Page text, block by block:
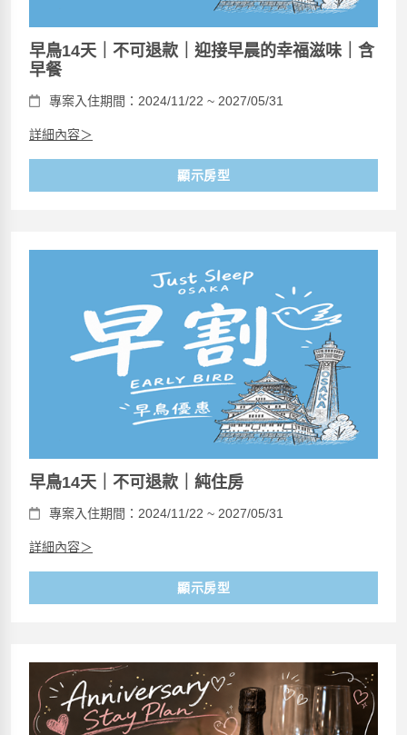
早鳥14天｜不可退款｜迎接早晨的幸福滋味｜含
早餐
專案入住期間：2024/11/22 ~ 2027/05/31
詳細內容＞
顯示房型
早鳥14天｜不可退款｜純住房
專案入住期間：2024/11/22 ~ 2027/05/31
詳細內容＞
顯示房型